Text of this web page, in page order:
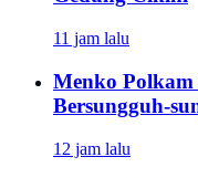
11 jam lalu
Menko Polkam
Bersungguh-
12 jam lalu